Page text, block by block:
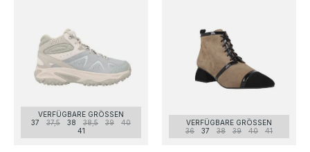
VERFÜGBARE GRÖSSEN
37
37,5 38 38,5 39
40
41
VERFÜGBARE GRÖSSEN
36
37 38 39 40 41